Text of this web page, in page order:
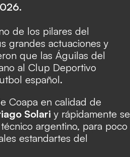
de los pilares del
grandes actuaciones y
que las Águilas del
al Clup Deportivo
español.
Coapa en calidad de
Solari y rápidamente se
argentino, para poco
estandartes del